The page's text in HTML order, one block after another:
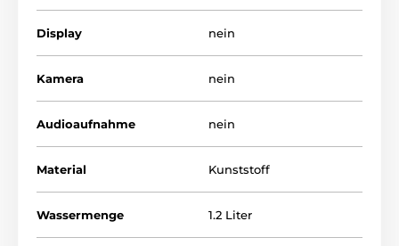
Display nein
Kamera nein
Audioaufnahme nein
Material Kunststoff
Wassermenge 1.2 Liter